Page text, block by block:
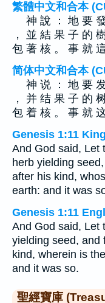
繁體中文和合本
神 說 ： 地 要
， 並 結 果 子 的
包 著 核 。 事 就
简体中文和合本
神 说 ： 地 要
， 并 结 果 子 的
包 着 核 。 事 就
Genesis 1:11
And God said, Let
herb yielding seed,
after his kind,
earth: and it was
Genesis 1:11
And God said, Let
yielding seed, and
kind, wherein is
and it was so.
聖經寶庫